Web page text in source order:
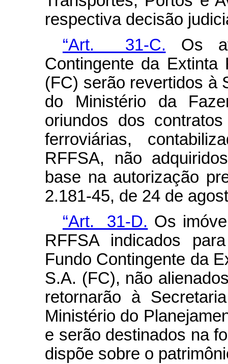
respectiva decisão
“Art. 31-C. Os
Contingente da Extinta
(FC) serão revertidos à
do Ministério da
oriundos dos
ferroviárias,
RFFSA, não
base na autorização
2.181-45, de 24 de
“Art. 31-D. Os
RFFSA indicados
Fundo Contingente da
S.A. (FC), não
retornarão à
Ministério do
e serão destinados na
dispõe sobre o